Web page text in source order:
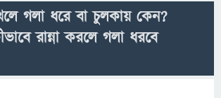
গলা ধরে বা চুলকায় কেন?
রান্না করলে গলা ধরবে